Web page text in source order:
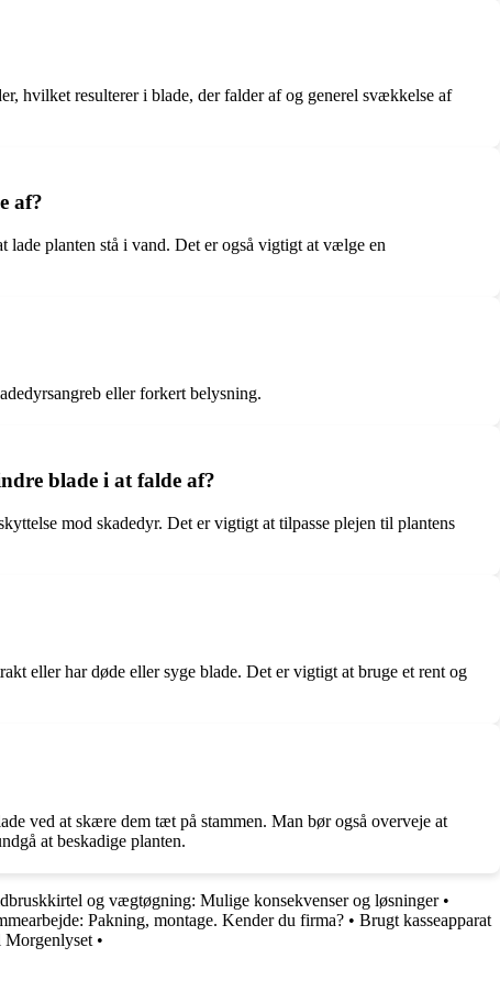
hvilket resulterer i blade, der falder af og generel svækkelse af
af?
planten stå i vand. Det er også vigtigt at vælge en
eller forkert belysning.
blade i at falde af?
mod skadedyr. Det er vigtigt at tilpasse plejen til plantens
eller har døde eller syge blade. Det er vigtigt at bruge et rent og
ved at skære dem tæt på stammen. Man bør også overveje at
at beskadige planten.
og vægtøgning: Mulige konsekvenser og løsninger•
Pakning, montage. Kender du firma? • Brugt kasseapparat
•